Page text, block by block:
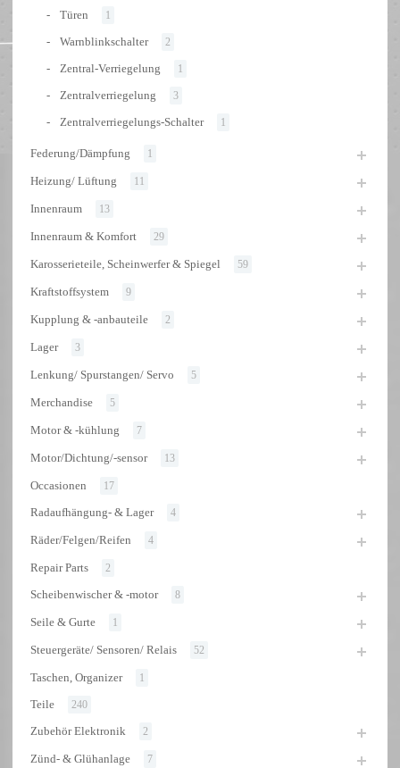
Türen 1
Warnblinkschalter 2
Zentral-Verriegelung 1
Zentralverriegelung 3
Zentralverriegelungs-Schalter 1
Federung/Dämpfung 1
Heizung/ Lüftung 11
Innenraum 13
Innenraum & Komfort 29
Karosserieteile, Scheinwerfer & Spiegel 59
Kraftstoffsystem 9
Kupplung & -anbauteile 2
Lager 3
Lenkung/ Spurstangen/ Servo 5
Merchandise 5
Motor & -kühlung 7
Motor/Dichtung/-sensor 13
Occasionen 17
Radaufhängung- & Lager 4
Räder/Felgen/Reifen 4
Repair Parts 2
Scheibenwischer & -motor 8
Seile & Gurte 1
Steuergeräte/ Sensoren/ Relais 52
Taschen, Organizer 1
Teile 240
Zubehör Elektronik 2
Zünd- & Glühanlage 7